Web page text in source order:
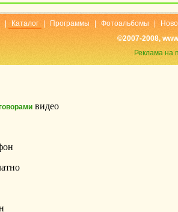
Каталог Программы Фотоальбомы
©2007-2008,
Реклама на
видео